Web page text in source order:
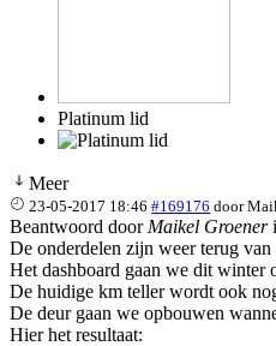
Platinum lid
Meer
23-05-2017 18:46 #169176 door
Beantwoord door Maikel Groener
De onderdelen zijn weer terug van
Het dashboard gaan we dit winter
De huidige km teller wordt ook
De deur gaan we opbouwen
Hier het resultaat: